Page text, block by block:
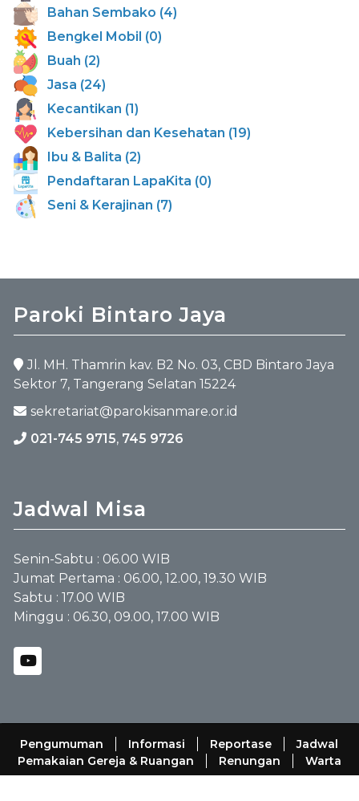
Bahan Sembako (4)
Bengkel Mobil (0)
Buah (2)
Jasa (24)
Kecantikan (1)
Kebersihan dan Kesehatan (19)
Ibu & Balita (2)
Pendaftaran LapaKita (0)
Seni & Kerajinan (7)
Paroki Bintaro Jaya
Jl. MH. Thamrin kav. B2 No. 03, CBD Bintaro Jaya
Sektor 7, Tangerang Selatan 15224
sekretariat@parokisanmare.or.id
021-745 9715, 745 9726
Jadwal Misa
Senin-Sabtu : 06.00 WIB
Jumat Pertama : 06.00, 12.00, 19.30 WIB
Sabtu : 17.00 WIB
Minggu : 06.30, 09.00, 17.00 WIB
Pengumuman Informasi Reportase
Jadwal
Pemakaian Gereja & Ruangan
Renungan Warta